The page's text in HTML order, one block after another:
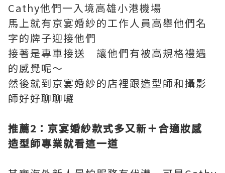
Cathy他們一入境高雄小港機場
馬上就有京宴婚紗的工作人員高舉他們名
字的牌子迎接他們
接著是專車接送 讓他們有被高規格禮遇
的感覺呢～
然後就到京宴婚紗的店裡跟造型師和攝影
師好好聊聊囉
推薦2 ：京宴婚紗款式多又新＋合適妝感
造型師專業就看這一道